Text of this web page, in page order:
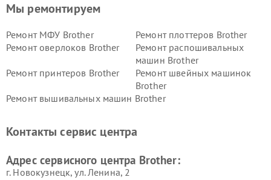
Мы ремонтируем
Ремонт МФУ Brother
Ремонт плоттеров Brother
Ремонт оверлоков Brother
Ремонт распошивальных
машин Brother
Ремонт принтеров Brother
Ремонт швейных машинок
Brother
Ремонт вышивальных машин Brother
Контакты сервис центра
Адрес сервисного центра Brother:
г. Новокузнецк, ул. Ленина, 2